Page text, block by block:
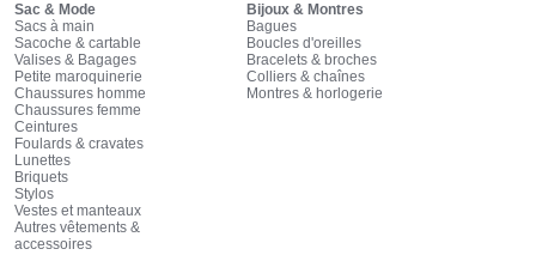
Sac & Mode
Sacs à main
Sacoche & cartable
Valises & Bagages
Petite maroquinerie
Chaussures homme
Chaussures femme
Ceintures
Foulards & cravates
Lunettes
Briquets
Stylos
Vestes et manteaux
Autres vêtements &
accessoires
Bijoux & Montres
Bagues
Boucles d'oreilles
Bracelets & broches
Colliers & chaînes
Montres & horlogerie